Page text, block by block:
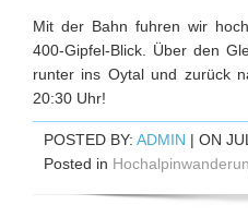
Mit der Bahn fuhren wir
400-Gipfel-Blick. Über den
runter ins Oytal und zurück
20:30 Uhr!
POSTED BY: ADMIN | ON
Posted in